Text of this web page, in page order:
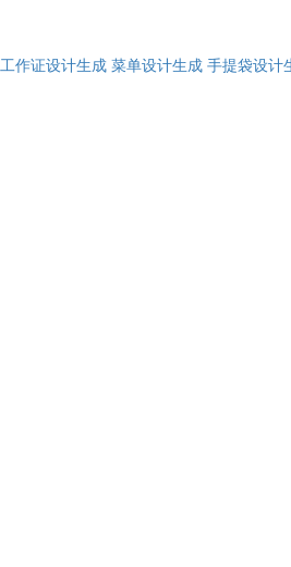
工作证设计生成 菜单设计生成 手提袋设计